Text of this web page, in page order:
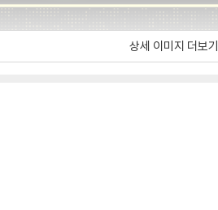
상세 이미지 더보기